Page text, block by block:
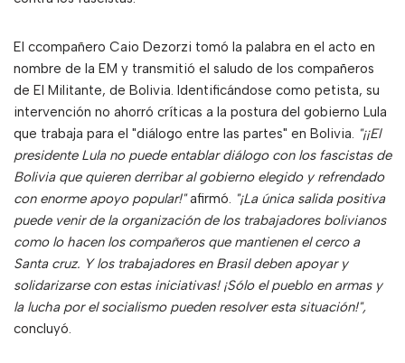
El ccompañero Caio Dezorzi tomó la palabra en el acto en
nombre de la EM y transmitió el saludo de los compañeros
de El Militante, de Bolivia. Identificándose como petista, su
intervención no ahorró críticas a la postura del gobierno Lula
que trabaja para el "diálogo entre las partes" en Bolivia. "¡¡El
presidente Lula no puede entablar diálogo con los fascistas de
Bolivia que quieren derribar al gobierno elegido y refrendado
con enorme apoyo popular!"afirmó. "¡La única salida positiva
puede venir de la organización de los trabajadores bolivianos
como lo hacen los compañeros que mantienen el cerco a
Santa cruz. Y los trabajadores en Brasil deben apoyar y
solidarizarse con estas iniciativas! ¡Sólo el pueblo en armas y
la lucha por el socialismo pueden resolver esta situación!",
concluyó.